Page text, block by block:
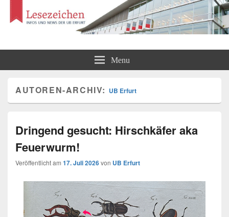
Lesezeichen Menu
AUTOREN-ARCHIV: UB Erfurt
Dringend gesucht: Hirschkäfer aka
Feuerwurm!
Veröffentlicht am 17. Juli 2026von UB Erfurt